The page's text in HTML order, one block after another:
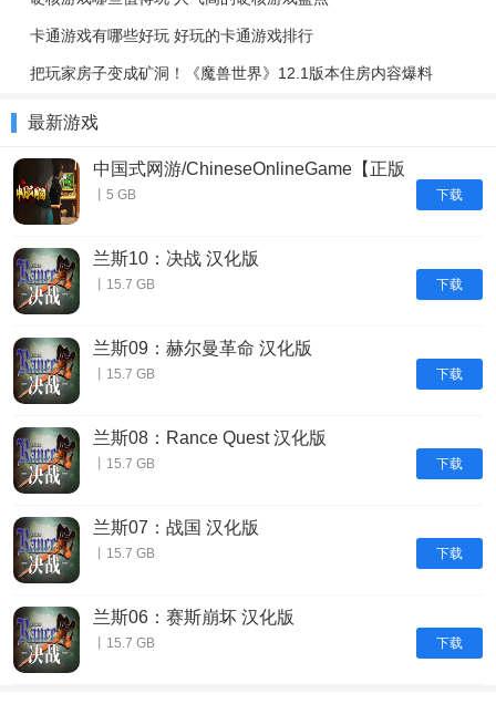
卡通游戏有哪些好玩 好玩的卡通游戏排行
把玩家房子变成矿洞！《魔兽世界》12.1版本住房内容爆料
最新游戏
下载
中国式网游/ChineseOnlineGame【正版
账号】
丨5 GB
下载
兰斯10：决战 汉化版
丨15.7 GB
下载
兰斯09：赫尔曼革命 汉化版
丨15.7 GB
下载
兰斯08：Rance Quest 汉化版
丨15.7 GB
下载
兰斯07：战国 汉化版
丨15.7 GB
下载
兰斯06：赛斯崩坏 汉化版
丨15.7 GB